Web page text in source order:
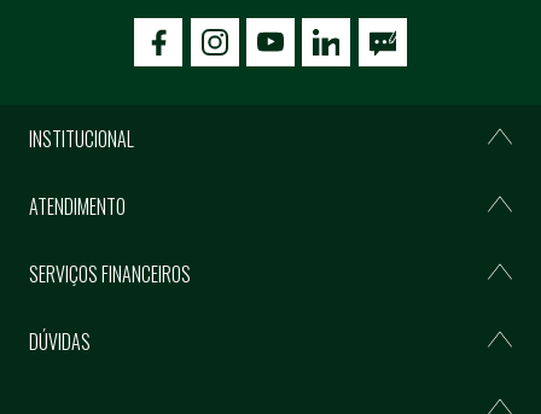
icon-facebookicon-social02icon-social03
INSTITUCIONAL
ATENDIMENTO
SERVIÇOS FINANCEIROS
DÚVIDAS